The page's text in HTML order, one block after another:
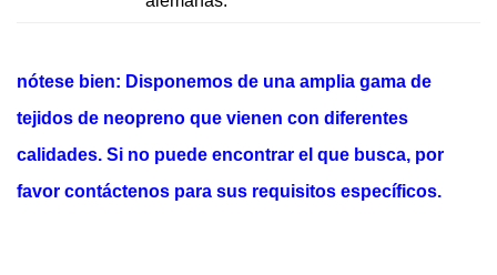
alemanas.
nótese bien: Disponemos de una amplia gama de
tejidos de neopreno que vienen con diferentes
calidades. Si no puede encontrar el que busca, por
favor contáctenos para sus requisitos específicos.